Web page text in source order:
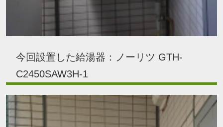
今回設置した給湯器：ノーリツ GTH-
C2450SAW3H-1